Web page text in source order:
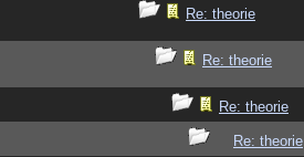
Re: theorie
Re: theorie
Re: theorie
Re: theorie